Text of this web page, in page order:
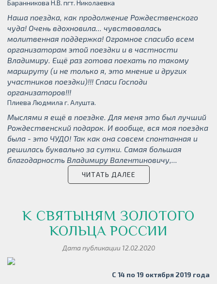
Баранникова Н.В. пгт. Николаевка
Наша поездка, как продолжение Рождественского
чуда! Очень вдохновила... чувствовалась
молитвенная поддержка! Огромное спасибо всем
организаторам этой поездки и в частности
Владимиру. Ещё раз готова поехать по такому
маршруту (и не только я, это мнение и других
участников поездки)!!! Спаси Господи
организаторов!!!
Плиева Людмила г. Алушта.
Мыслями я ещё в поездке. Для меня это был лучший
Рождественский подарок. И вообще, вся моя поездка
была - это ЧУДО! Так как она совсем спонтанная и
решилась буквально за сутки. Самая большая
благодарность Владимиру Валентиновичу,...
ЧИТАТЬ ДАЛЕЕ
К СВЯТЫНЯМ ЗОЛОТОГО
КОЛЬЦА РОССИИ
Дата публикации 12.02.2020
С 14 по 19 октября 2019 года